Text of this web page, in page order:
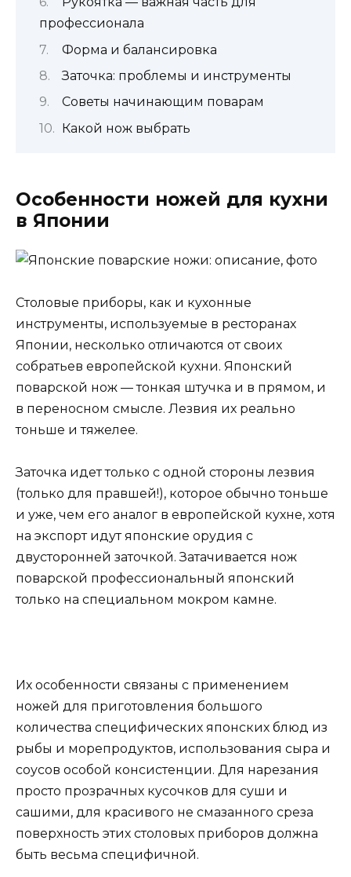
профессионала
Форма и балансировка
Заточка: проблемы и инструменты
Советы начинающим поварам
Какой нож выбрать
Особенности ножей для кухни
в Японии
Столовые приборы, как и кухонные
инструменты, используемые в ресторанах
Японии, несколько отличаются от своих
собратьев европейской кухни. Японский
поварской нож — тонкая штучка и в прямом, и
в переносном смысле. Лезвия их реально
тоньше и тяжелее.
Заточка идет только с одной стороны лезвия
(только для правшей!), которое обычно тоньше
и уже, чем его аналог в европейской кухне, хотя
на экспорт идут японские орудия с
двусторонней заточкой. Затачивается нож
поварской профессиональный японский
только на специальном мокром камне.
Их особенности связаны с применением
ножей для приготовления большого
количества специфических японских блюд из
рыбы и морепродуктов, использования сыра и
соусов особой консистенции. Для нарезания
просто прозрачных кусочков для суши и
сашими, для красивого не смазанного среза
поверхность этих столовых приборов должна
быть весьма специфичной.